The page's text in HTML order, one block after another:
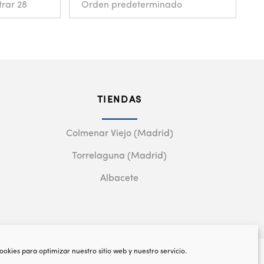
para optimizar nuestro sitio web y nuestro servicio.
TIENDAS
Colmenar Viejo (Madrid)
Torrelaguna (Madrid)
Albacete